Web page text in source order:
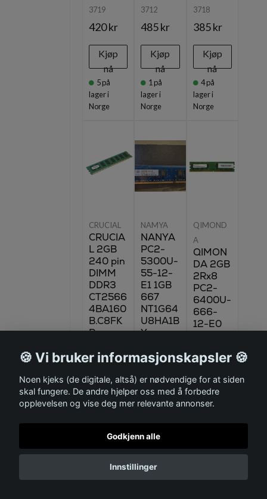
3719
420 kr
Kjøp
nå
5på
lager i
Norge
3712
485 kr
Kjøp
nå
1 på
lager i
Norge
3718
385 kr
Kjøp
nå
4 på
lager i
Norge
CRUCIAL
CRUCIA
L 2GB
240 pin
DIMM
DDR3
CT2566
4BA160
B.C8FK
R
Brukt
mmer:
3684
385 kr
NAMYA
NANYA
PC2-
5300U-
55-12-
E1 1GB
667
NT1G64
U8HA1B
Y
Brukt
mmer:
3686
485 kr
QIMOND
A
QIMON
DA 2GB
2Rx8
PC2-
6400U-
666-
12-E0
0EU-
Brukt
3683
🍪 Vi bruker informasjonskapsler 🍪
Noen kjeks (de digitale, altså) er nødvendige for at siden
skal fungere. De andre hjelper oss med å forbedre
opplevelsen og vise deg mer relevante annonser.
Godkjenn alle
Innstillinger